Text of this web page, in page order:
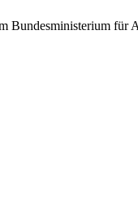
Bundesministerium